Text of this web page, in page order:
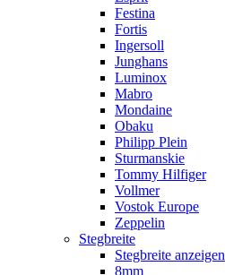
Festina
Fortis
Ingersoll
Junghans
Luminox
Mabro
Mondaine
Obaku
Philipp Plein
Sturmanskie
Tommy Hilfiger
Vollmer
Vostok Europe
Zeppelin
Stegbreite
Stegbreite anzeigen
8mm